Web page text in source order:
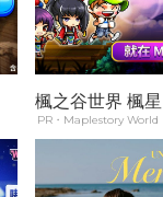
楓之谷世界 楓
PR・Maplestory World